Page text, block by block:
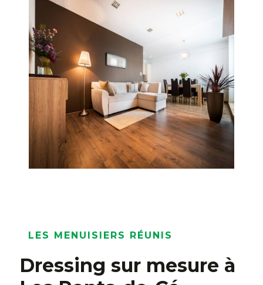
LES MENUISIERS RÉUNIS
Dressing sur mesure à